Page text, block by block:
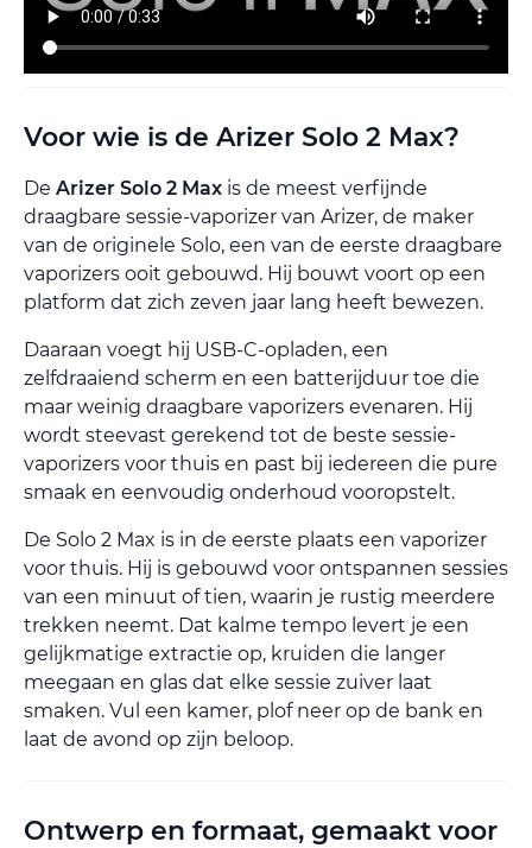
Voor wie is de Arizer Solo 2 Max?
De Arizer Solo 2 Max is de meest verfijnde
draagbare sessie-vaporizer van Arizer, de maker
van de originele Solo, een van de eerste draagbare
vaporizers ooit gebouwd. Hij bouwt voort op een
platform dat zich zeven jaar lang heeft bewezen.
Daaraan voegt hij USB-C-opladen, een
zelfdraaiend scherm en een batterijduur toe die
maar weinig draagbare vaporizers evenaren. Hij
wordt steevast gerekend tot de beste sessie-
vaporizers voor thuis en past bij iedereen die pure
smaak en eenvoudig onderhoud vooropstelt.
De Solo 2 Max is in de eerste plaats een vaporizer
voor thuis. Hij is gebouwd voor ontspannen sessies
van een minuut of tien, waarin je rustig meerdere
trekken neemt. Dat kalme tempo levert je een
gelijkmatige extractie op, kruiden die langer
meegaan en glas dat elke sessie zuiver laat
smaken. Vul een kamer, plof neer op de bank en
laat de avond op zijn beloop.
Ontwerp en formaat, gemaakt voor